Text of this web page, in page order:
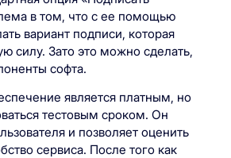
в том, что с ее помощью
вариант подписи, которая
силу. Зато это можно сделать,
софта.
является платным, но
тестовым сроком. Он
и позволяет оценить
сервиса. После того как